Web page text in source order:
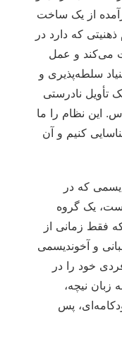
از یک ساخت
که دارد در
می‌کند و عمل
سلطه‌پذیری و
نادرستی
این نظام را ما
کنیم و آن
که در
یک گروه
فقط زمانی از
و آخوندیسمی
خود را در
زبان نیچه،
پس